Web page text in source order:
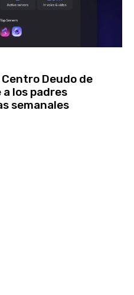
Deudo de
los padres
semanales